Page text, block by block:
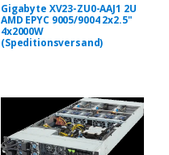
Gigabyte XV23-ZU0-AAJ1 2U
AMD EPYC 9005/9004 2x2.5"
4x2000W
(Speditionsversand)